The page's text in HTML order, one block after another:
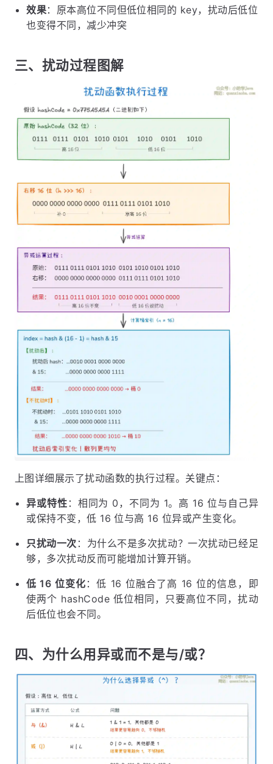
效果：原本高位不同但低位相同的 key，扰动后低位
也变得不同，减少冲突
三、扰动过程图解
上图详细展示了扰动函数的执行过程。关键点：
异或特性 ：相同为 0，不同为 1。高 16 位与自己异
或保持不变，低 16 位与高 16 位异或产生变化。
只扰动一次 ：为什么不是多次扰动？一次扰动已经足
够，多次扰动反而可能增加计算开销。
低 16 位变化 ：低 16 位融合了高 16 位的信息，即
使两个 hashCode 低位相同，只要高位不同，扰动
后低位也会不同。
四、为什么用异或而不是与/或？